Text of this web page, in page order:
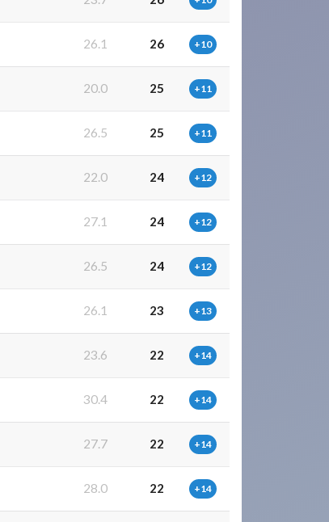
26.1 26 +10
20.0 25 +11
26.5 25 +11
22.0 24 +12
27.1 24 +12
26.5 24 +12
26.1 23 +13
23.6 22 +14
30.4 22 +14
27.7 22 +14
28.0 22 +14